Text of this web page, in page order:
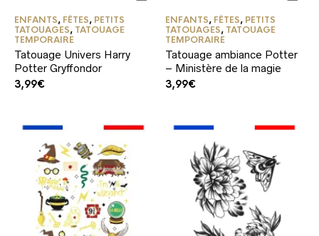
ENFANTS, FÊTES, PETITS
TATOUAGES, TATOUAGE
TEMPORAIRE
Tatouage Univers Harry
Potter Gryffondor
3,99€
ENFANTS, FÊTES, PETITS
TATOUAGES, TATOUAGE
TEMPORAIRE
Tatouage ambiance Potter
– Ministère de la magie
3,99€